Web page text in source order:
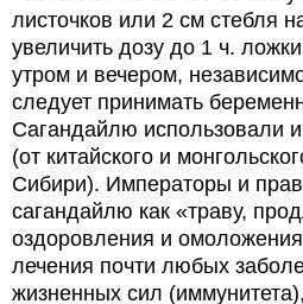
листочков или 2 см стебля
увеличить дозу до 1 ч.
утром и вечером,
следует принимать
Сагандайлю использовали
(от китайского и
Сибири). Императоры и
сагандайлю как «траву,
оздоровления и
лечения почти любых
жизненных сил